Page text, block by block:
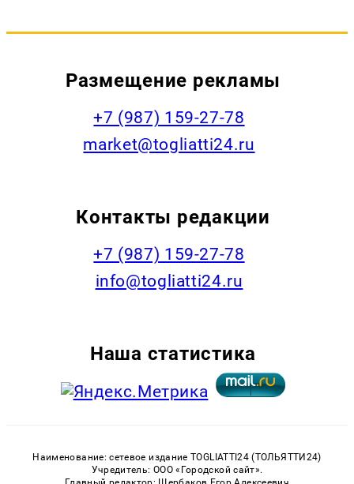
Размещение рекламы
+7 (987) 159-27-78
market@togliatti24.ru
Контакты редакции
+7 (987) 159-27-78
info@togliatti24.ru
Наша статистика
Наименование: сетевое издание TOGLIATTI24 (ТОЛЬЯТТИ24)
Учредитель: ООО «Городской сайт».